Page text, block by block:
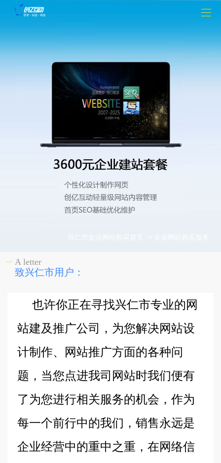
A letter
致兴仁市用户：
也许你正在寻找兴仁市专业的网
站建及推广公司，为您解决网站设
计制作、网站推广方面的各种问
题，当您点进我司网站时我们便有
了为您进行相关服务的机会，作为
每一个前行中的我们，销售永远是
企业经营中的重中之重，在网络信